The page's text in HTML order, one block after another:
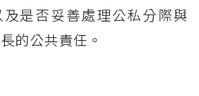
是否妥善處理公私分際與
的公共責任。